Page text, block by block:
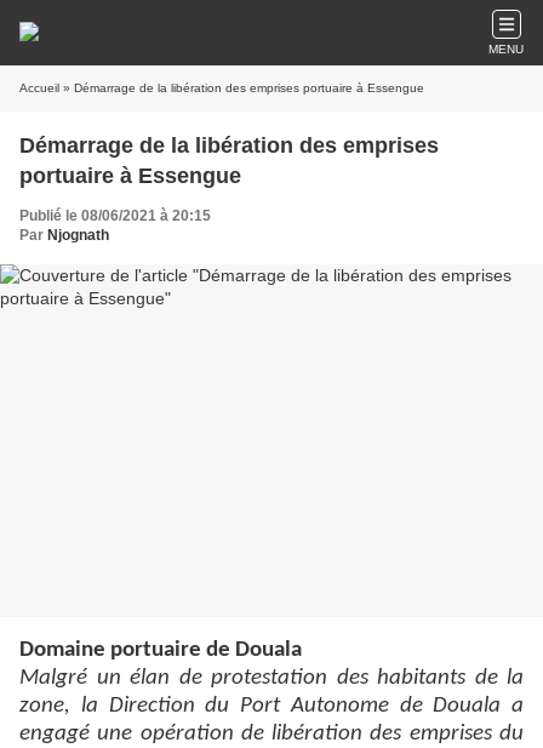
MENU
Accueil » Démarrage de la libération des emprises portuaire à Essengue
Démarrage de la libération des emprises
portuaire à Essengue
Publié le 08/06/2021 à 20:15
Par Njognath
Domaine portuaire de Douala
Malgré un élan de protestation des habitants de la
zone, la Direction du Port Autonome de Douala a
engagé une opération de libération des emprises du